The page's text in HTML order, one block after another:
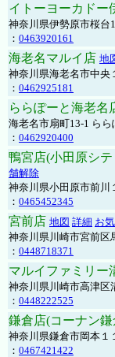
イトーヨーカドー
神奈川県伊勢原市桜
： 0463920161
海老名マルイ店 地
神奈川県海老名市中央
： 0462925181
ららぽーと海老名
海老名市扇町13-1 ら
： 0462920400
鴨宮店(小田原シ
舗解除
神奈川県小田原市前川
： 0465452345
宮前店 地図 詳細 お
神奈川県川崎市宮前区
： 0448718371
マルイファミリー
神奈川県川崎市高津区
： 0448222525
鎌倉店(コーナン
神奈川県鎌倉市岡本１
： 0467421422